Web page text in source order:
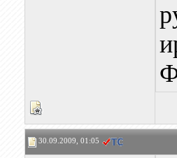
30.09.2009, 01:05